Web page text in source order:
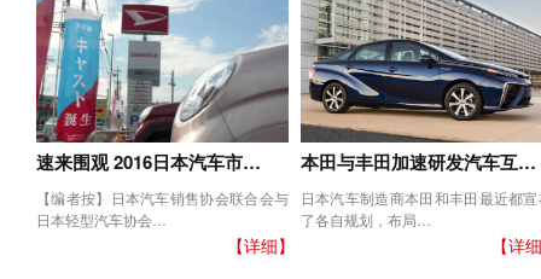
速来围观 2016日本汽车市…
【编者按】日本汽车销售协会联合会与
日本轻型汽车协会…
【详细】
本田与丰田加速研发汽车互…
日本汽车制造商本田和丰田最近都
了各自规划，布局…
【详